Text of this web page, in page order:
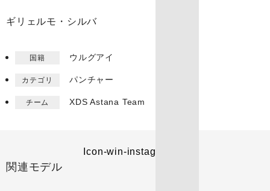
ギリェルモ・シルバ
国籍 ウルグアイ
カテゴリ パンチャー
チーム XDS Astana Team​
Icon-win-instagram
関連モデル